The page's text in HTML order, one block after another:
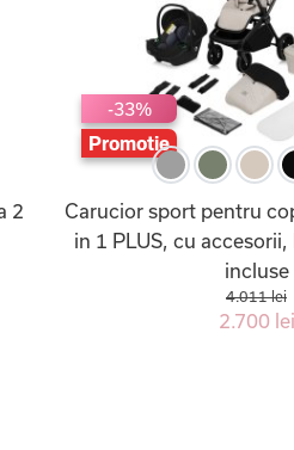
2
-33%
Promotie
Carucior sport pentru
in 1 PLUS, cu
incluse
4.011 lei
2.700 lei